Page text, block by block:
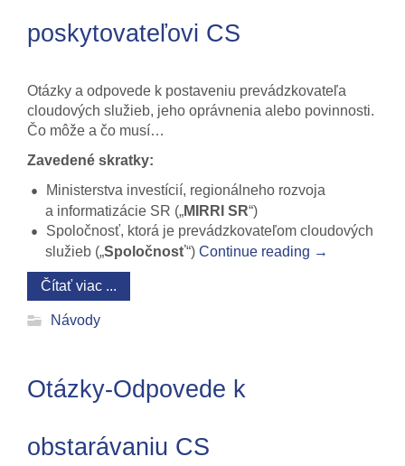
poskytovateľovi CS
Otázky a odpovede k postaveniu prevádzkovateľa
cloudových služieb, jeho oprávnenia alebo povinnosti.
Čo môže a čo musí…
Zavedené skratky:
Ministerstva investícií, regionálneho rozvoja
a informatizácie SR („MIRRI SR“)
Spoločnosť, ktorá je prevádzkovateľom cloudových
služieb („Spoločnosť“) Continue reading →
Čítať viac ...
Návody
Otázky-Odpovede k
obstarávaniu CS